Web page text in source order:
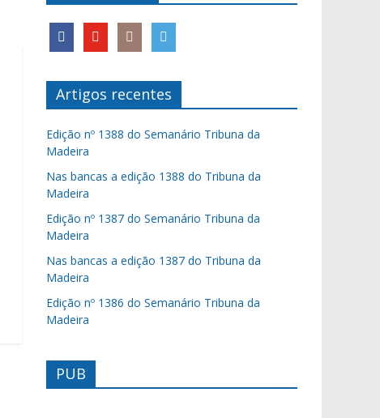
Artigos recentes
Edição nº 1388 do Semanário Tribuna da
Madeira
Nas bancas a edição 1388 do Tribuna da
Madeira
Edição nº 1387 do Semanário Tribuna da
Madeira
Nas bancas a edição 1387 do Tribuna da
Madeira
Edição nº 1386 do Semanário Tribuna da
Madeira
PUB